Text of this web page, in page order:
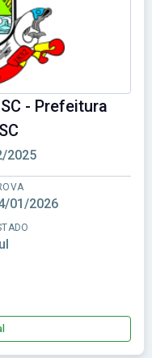
- Prefeitura
2025
01/2026